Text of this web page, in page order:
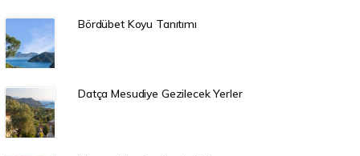
Bördübet Koyu Tanıtımı
Datça Mesudiye Gezilecek Yerler